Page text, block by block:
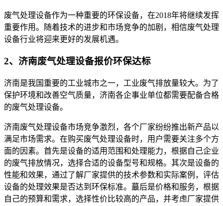
废气处理设备作为一种重要的环保设备，在2018年将继续发挥
重要作用。随着技术的进步和市场竞争的加剧，相信废气处理
设备行业将迎来更好的发展机遇。
2、济南废气处理设备报价环保达标
济南是我国重要的工业城市之一，工业废气排放量较大。为了
保护环境和改善空气质量，济南各企事业单位都需要配备合格
的废气处理设备。
济南废气处理设备市场竞争激烈，各个厂家纷纷推出新产品以
满足市场需求。在购买废气处理设备时，用户需要关注多个方
面的因素。首先是设备的适用范围和处理能力，根据自己企业
的废气排放情况，选择合适的设备型号和规格。其次是设备的
性能和效果，通过了解厂家提供的技术参数和实际案例，评估
设备的处理效果是否达到环保标准。蕞后是价格和服务，根据
自己的预算和需求，选择性价比较高的产品，并考虑厂家提供